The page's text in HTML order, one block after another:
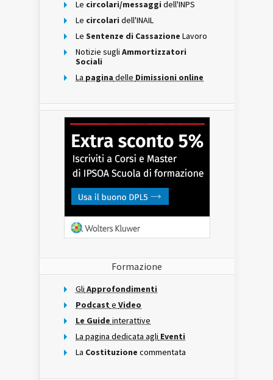
Le circolari/messaggi dell'INPS
Le circolari dell'INAIL
Le Sentenze di Cassazione Lavoro
Notizie sugli Ammortizzatori
Sociali
La pagina delle Dimissioni online
Formazione
Gli Approfondimenti
Podcast e Video
Le Guide interattive
La pagina dedicata agli Eventi
La Costituzione commentata